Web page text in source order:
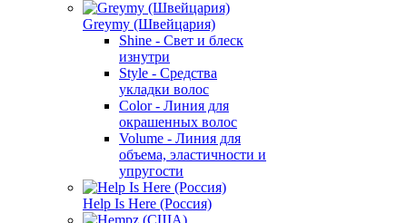
Greymy (Швейцария)
Shine - Свет и блеск
изнутри
Style - Средства
укладки волос
Color - Линия для
окрашенных волос
Volume - Линия для
объема, эластичности и
упругости
Help Is Here (Россия)